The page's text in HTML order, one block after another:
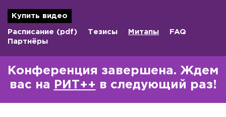
Купить видео
Расписание (pdf) Тезисы Митапы
FAQ
Партнёры
Конференция завершена. Ждем
вас на
РИТ++ в следующий раз!